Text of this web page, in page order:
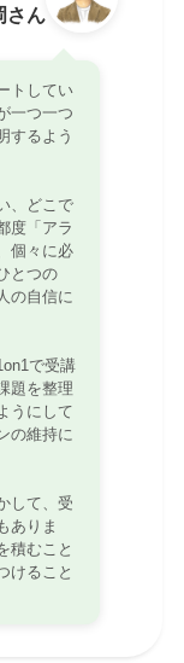
さん
トしてい
一つ一つ
するよう
、どこで
度「アラ
個々に必
とつの
の自信に
で受講
題を整理
うにして
の維持に
して、受
ありま
積むこと
けること